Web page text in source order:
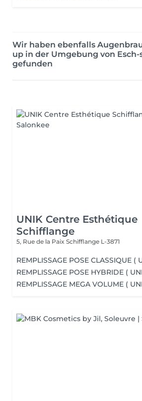
Wir haben ebenfalls
up in der Umgebung von
gefunden
UNIK Centre Esthétique
Schifflange
5, Rue de la Paix Schifflange L-3871
REMPLISSAGE POSE CLASSIQUE (
REMPLISSAGE POSE HYBRIDE (
REMPLISSAGE MEGA VOLUME (